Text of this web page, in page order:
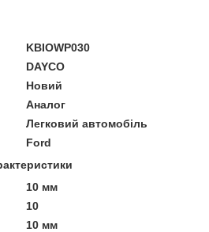
KBIOWP030
DAYCO
Новий
Аналог
Легковий автомобіль
Ford
10 мм
10
10 мм